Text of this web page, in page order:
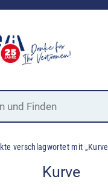
verschlagwortet mit
Kurve